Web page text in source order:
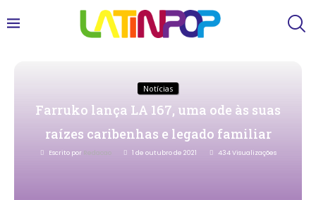
Notícias
Farruko lança LA 167, uma ode às suas
raízes caribenhas e legado familiar
Escrito por Redacao 1 de outubro de 2021 434Visualizações